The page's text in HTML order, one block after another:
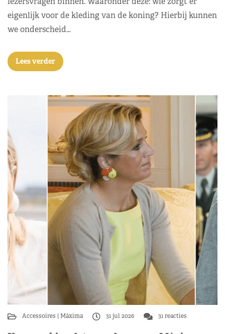
eigenlijk voor de kleding van de koning? Hierbij kunnen
we onderscheid…
Lees verder
Accessoires Máxima 31 jul 2026 31 reacties